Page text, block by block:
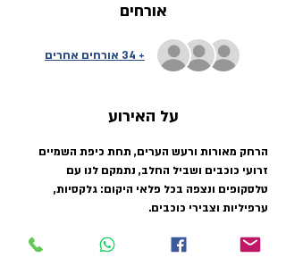
אורחים
+ 34 אורחים אחרים
על האירוע
הרחק מאורות ורעש הערים, תחת כיפת השמיים
זרועי כוכבים ושביל החלב, נתמקם לנו עם
טלסקופים ונצפה בכל פלאי היקום: גלקסיות,
ערפיליות וצבירי כוכבים.
הצפון וניווט, מבנה הטלסקום, מיתולוגיה של